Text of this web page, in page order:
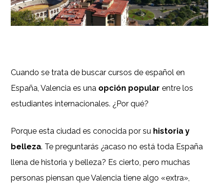
Cuando se trata de buscar cursos de español en
España, Valencia es una opción popular entre los
estudiantes internacionales. ¿Por qué?
Porque esta ciudad es conocida por su historia y
belleza. Te preguntarás ¿acaso no está toda España
llena de historia y belleza? Es cierto, pero muchas
personas piensan que Valencia tiene algo «extra»,